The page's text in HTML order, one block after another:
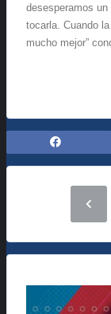
desesperamos
tocarla. Cuando
mucho mejor”